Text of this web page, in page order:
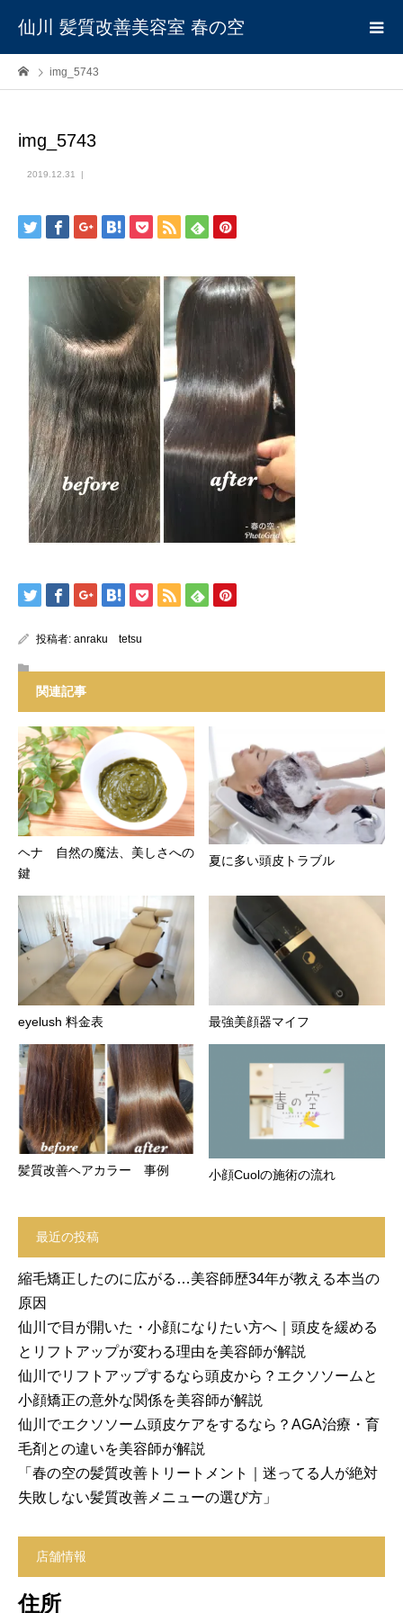
仙川 髪質改善美容室 春の空
img_5743
img_5743
2019.12.31
投稿者: anraku tetsu
関連記事
ヘナ 自然の魔法、美しさへの
鍵
夏に多い頭皮トラブル
eyelush 料金表 最強美顔器マイフ
髪質改善ヘアカラー 事例 小顔Cuolの施術の流れ
最近の投稿
縮毛矯正したのに広がる…美容師歴34年が教える本当の
原因
仙川で目が開いた・小顔になりたい方へ｜頭皮を緩める
とリフトアップが変わる理由を美容師が解説
仙川でリフトアップするなら頭皮から？エクソソームと
小顔矯正の意外な関係を美容師が解説
仙川でエクソソーム頭皮ケアをするなら？AGA治療・育
毛剤との違いを美容師が解説
「春の空の髪質改善トリートメント｜迷ってる人が絶対
失敗しない髪質改善メニューの選び方」
店舗情報
住所